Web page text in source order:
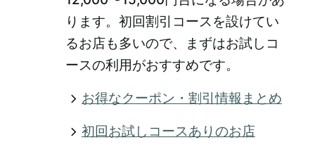
ります。初回割引コースを設けてい
るお店も多いので、まずはお試しコ
ースの利用がおすすめです。
お得なクーポン・割引情報まとめ
初回お試しコースありのお店